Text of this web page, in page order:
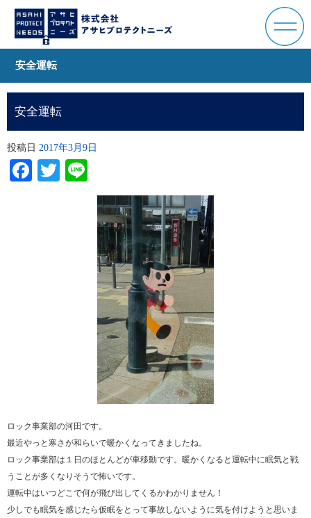
安全運転
安全運転
投稿日 2017年3月9日
Facebook
Twitter
ロック事業部の河田です。
最近やっと寒さが和らいで暖かくなってきましたね。
ロック事業部は１日のほとんどが車移動です。暖かくなると運転中に眠気と戦
うことが多くなりそうで怖いです。
運転中はいつどこで何が飛び出してくるかわかりません！
少しでも眠気を感じたら仮眠をとって事故しないように気を付けようと思いま